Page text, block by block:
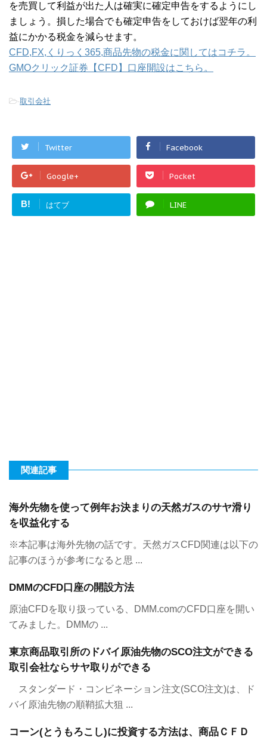
を売買して利益が出た人は確実に確定申告をするようにし
ましょう。損した場合でも確定申告をしておけば翌年の利
益にかかる税金を減らせます。
CFD,FX,くりっく365,商品先物の税金に関してはコチラ。
GMOクリック証券【CFD】口座開設はこちら。
-取引会社
Twitter Facebook
Google+ Pocket
B! はてブ LINE
関連記事
海外先物を使って例年お決まりの天然ガスのサヤ滑り
を収益化する
※本記事は海外先物の話です。天然ガスCFD関連は以下の
記事のほうが参考になると思 ...
DMMのCFD口座の開設方法
原油CFDを取り扱っている、DMM.comのCFD口座を開い
てみました。DMMの ...
東京商品取引所のドバイ原油先物のSCO注文ができる
取引会社ならサヤ取りができる
スタンダード・コンビネーション注文(SCO注文)は、ド
バイ原油先物の順鞘拡大狙 ...
コーン(とうもろこし)に投資する方法は、商品ＣＦＤ